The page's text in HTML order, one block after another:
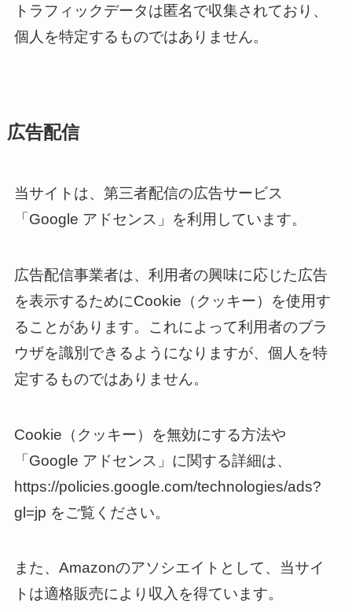
トラフィックデータは匿名で収集されており、
個人を特定するものではありません。
広告配信
当サイトは、第三者配信の広告サービス
「Google アドセンス」を利用しています。
広告配信事業者は、利用者の興味に応じた広告
を表示するためにCookie（クッキー）を使用す
ることがあります。これによって利用者のブラ
ウザを識別できるようになりますが、個人を特
定するものではありません。
Cookie（クッキー）を無効にする方法や
「Google アドセンス」に関する詳細は、
https://policies.google.com/technologies/ads?
gl=jp をご覧ください。
また、Amazonのアソシエイトとして、当サイ
トは適格販売により収入を得ています。